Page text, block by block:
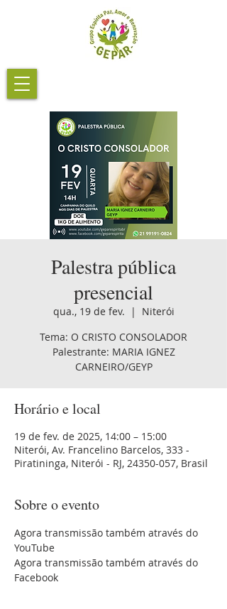
Palestra pública
presencial
qua., 19 de fev.
  |
Niterói
Tema: O CRISTO CONSOLADOR
Palestrante: MARIA IGNEZ
CARNEIRO/GEYP
Horário e local
19 de fev. de 2025, 14:00 – 15:00
Niterói, Av. Francelino Barcelos, 333 -
Piratininga, Niterói - RJ, 24350-057, Brasil
Sobre o evento
Agora transmissão também através do
YouTube
Agora transmissão também através do
Facebook